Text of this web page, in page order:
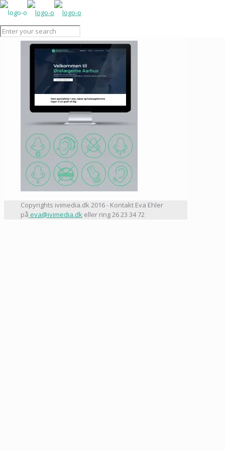
Copyrights ivimedia.dk 2016 - Kontakt Eva Ehler
på eva@ivimedia.dk eller ring 26 23 34 72